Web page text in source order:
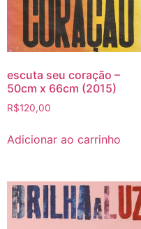
escuta seu coração –
50cm x 66cm (2015)
R$120,00
Adicionar ao carrinho